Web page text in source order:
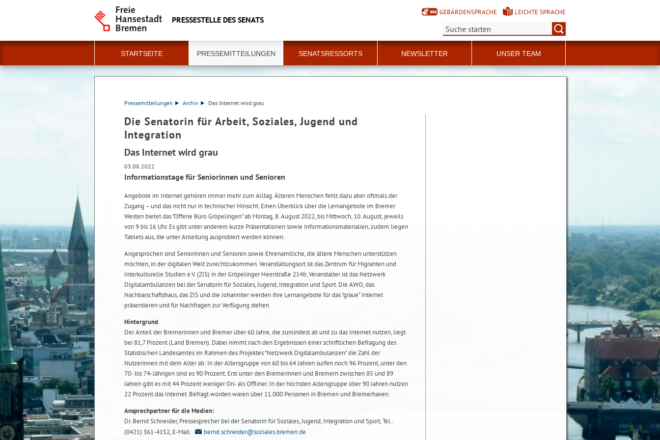
PRESSESTELLE DES SENATS
GEBÄRDENSPRACHE
LEICHTE SPRACHE
Suche:
STARTSEITE PRESSEMITTEILUNGEN SENATSRESSORTS NEWSLETTER UNSER TEAM
Pressemitteilungen Archiv Das Internet wird grau
Die Senatorin für Arbeit, Soziales, Jugend und
Integration
Das Internet wird grau
03.08.2022
Informationstage für Seniorinnen und Senioren
Angebote im Internet gehören immer mehr zum Alltag. Älteren Menschen fehlt dazu aber oftmals der
Zugang – und das nicht nur in technischer Hinsicht. Einen Überblick über die Lernangebote im Bremer
Westen bietet das "Offene Büro Gröpelingen" ab Montag, 8. August 2022, bis Mittwoch, 10. August, jeweils
von 9 bis 16 Uhr. Es gibt unter anderem kurze Präsentationen sowie Informationsmaterialien, zudem liegen
Tablets aus, die unter Anleitung ausprobiert werden können.
Angesprochen sind Seniorinnen und Senioren sowie Ehrenamtliche, die ältere Menschen unterstützen
möchten, in der digitalen Welt zurechtzukommen. Veranstaltungsort ist das Zentrum für Migranten und
Interkulturelle Studien e.V. (ZIS) in der Gröpelinger Heerstraße 214b, Veranstalter ist das Netzwerk
Digitalambulanzen bei der Senatorin für Soziales, Jugend, Integration und Sport. Die AWO, das
Nachbarschaftshaus, das ZIS und die Johanniter werden ihre Lernangebote für das "graue" Internet
präsentieren und für Nachfragen zur Verfügung stehen.
Hintergrund
Der Anteil der Bremerinnen und Bremer über 60 Jahre, die zumindest ab und zu das Internet nutzen, liegt
bei 81,7 Prozent (Land Bremen). Dabei nimmt nach den Ergebnissen einer schriftlichen Befragung des
Statistischen Landesamtes im Rahmen des Projektes "Netzwerk Digitalambulanzen" die Zahl der
Nutzerinnen mit dem Alter ab: In der Altersgruppe von 60 bis 64 Jahren surfen noch 96 Prozent, unter den
70- bis 74-Jährigen sind es 90 Prozent. Erst unter den Bremerinnen und Bremern zwischen 85 und 89
Jahren gibt es mit 44 Prozent weniger On- als Offliner. In der höchsten Altersgruppe über 90 Jahren nutzen
22 Prozent das Internet. Befragt worden waren über 11.000 Personen in Bremen und Bremerhaven.
Ansprechpartner für die Medien:
Dr. Bernd Schneider, Pressesprecher bei der Senatorin für Soziales, Jugend, Integration und Sport, Tel.:
(0421) 361-4152, E-Mail:
bernd.schneider@soziales.bremen.de